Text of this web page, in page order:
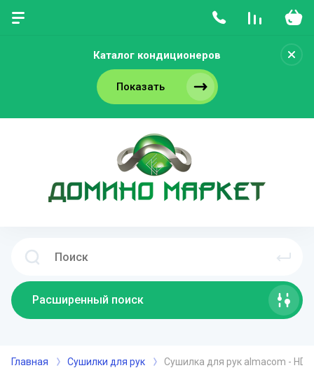
Каталог кондиционеров
Показать
Расширенный поиск
Главная Сушилки для рук Сушилка для рук almacom - HD-